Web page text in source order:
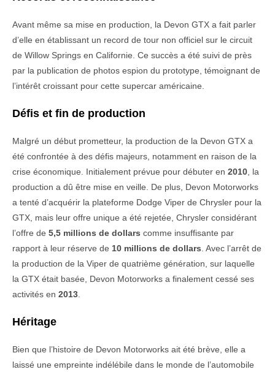
Avant même sa mise en production, la Devon GTX a fait parler
d’elle en établissant un record de tour non officiel sur le circuit
de Willow Springs en Californie. Ce succès a été suivi de près
par la publication de photos espion du prototype, témoignant de
l’intérêt croissant pour cette supercar américaine.
Défis et fin de production
Malgré un début prometteur, la production de la Devon GTX a
été confrontée à des défis majeurs, notamment en raison de la
crise économique. Initialement prévue pour débuter en 2010, la
production a dû être mise en veille. De plus, Devon Motorworks
a tenté d’acquérir la plateforme Dodge Viper de Chrysler pour la
GTX, mais leur offre unique a été rejetée, Chrysler considérant
l’offre de 5,5 millions de dollars comme insuffisante par
rapport à leur réserve de 10 millions de dollars. Avec l’arrêt de
la production de la Viper de quatrième génération, sur laquelle
la GTX était basée, Devon Motorworks a finalement cessé ses
activités en 2013.
Héritage
Bien que l’histoire de Devon Motorworks ait été brève, elle a
laissé une empreinte indélébile dans le monde de l’automobile